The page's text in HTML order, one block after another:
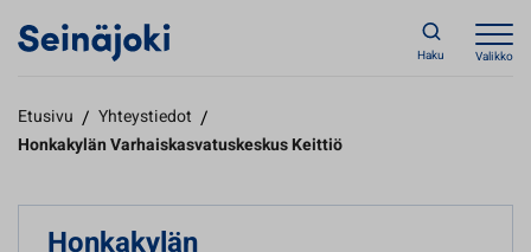
Haku Valikko
Etusivu / Yhteystiedot /
Honkakylän Varhaiskasvatuskeskus Keittiö
Honkakylän